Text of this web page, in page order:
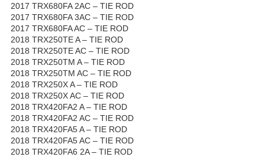
2017 TRX680FA 2AC – TIE ROD
2017 TRX680FA 3AC – TIE ROD
2017 TRX680FA AC – TIE ROD
2018 TRX250TE A – TIE ROD
2018 TRX250TE AC – TIE ROD
2018 TRX250TM A – TIE ROD
2018 TRX250TM AC – TIE ROD
2018 TRX250X A – TIE ROD
2018 TRX250X AC – TIE ROD
2018 TRX420FA2 A – TIE ROD
2018 TRX420FA2 AC – TIE ROD
2018 TRX420FA5 A – TIE ROD
2018 TRX420FA5 AC – TIE ROD
2018 TRX420FA6 2A – TIE ROD